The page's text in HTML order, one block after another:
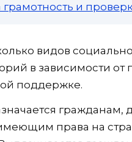
грамотность и
видов
в зависимости
поддержке.
гражданам,
права на